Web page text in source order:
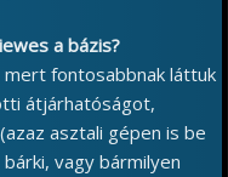
a bázis?
fontosabbnak láttuk
átjárhatóságot,
asztali gépen is be
vagy bármilyen